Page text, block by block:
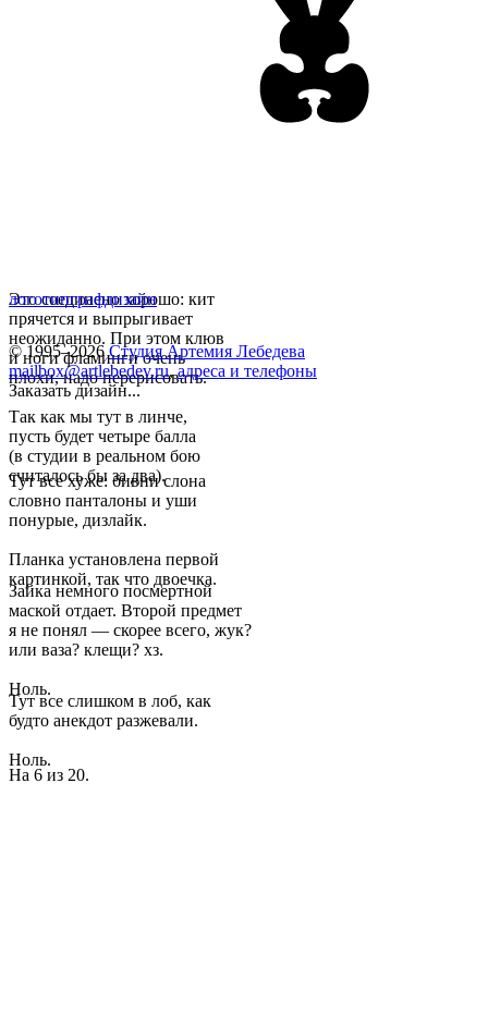
Это соединено хорошо: кит
прячется и выпрыгивает
неожиданно. При этом клюв
и ноги фламинги очень
плохи, надо перерисовать.
Так как мы тут в линче,
пусть будет четыре балла
(в студии в реальном бою
считалось бы за два).
Тут все хуже: бивни слона
словно панталоны и уши
понурые, дизлайк.
Планка установлена первой
картинкой, так что двоечка.
Зайка немного посмертной
маской отдает. Второй предмет
я не понял — скорее всего, жук?
или ваза? клещи? хз.
Ноль.
Тут все слишком в лоб, как
будто анекдот разжевали.
Ноль.
На 6 из 20.
логотипграфдизайн
© 1995–2026 Студия Артемия Лебедева
mailbox@artlebedev.ru, адреса и телефоны
Заказать дизайн...